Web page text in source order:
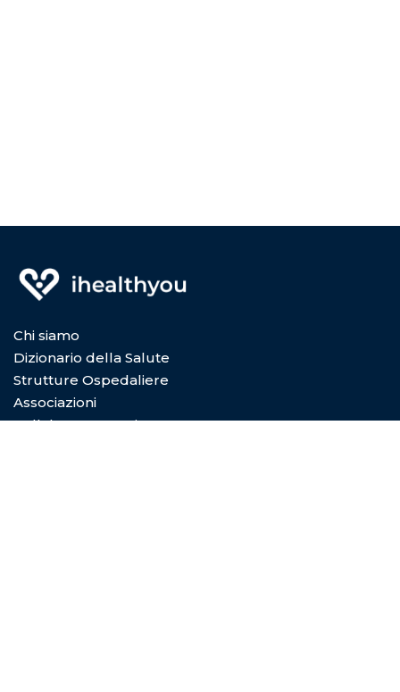
Chi siamo
Dizionario della Salute
Strutture Ospedaliere
Associazioni
Collabora con Noi